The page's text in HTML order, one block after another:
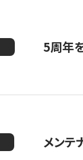
5周年
メンテ